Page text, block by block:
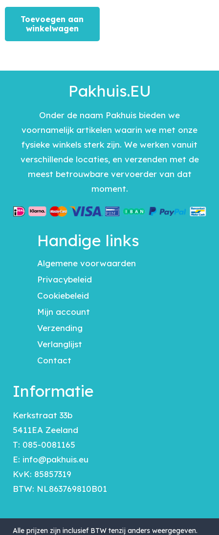
Toevoegen aan
winkelwagen
Pakhuis.EU
Onder de naam Pakhuis bieden we
voornamelijk artikelen waarin we met onze
fysieke winkels sterk zijn. We werken vanuit
verschillende locaties, en verzenden met de
meest betrouwbare vervoerder van dat
moment.
Handige links
Algemene voorwaarden
Privacybeleid
Cookiebeleid
Mijn account
Verzending
Verlanglijst
Contact
Informatie
Kerkstraat 33b
5411EA Zeeland
T: 085-0081165
E: info@pakhuis.eu
KvK: 85857319
BTW: NL863769810B01
Alle prijzen zijn inclusief BTW tenzij anders weergegeven.